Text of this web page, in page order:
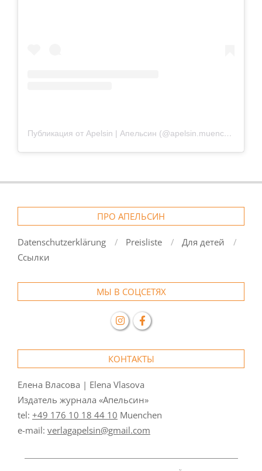
Публикация от Apelsin | Апельсин (@apelsin.muenchen)
ПРО АПЕЛЬСИН
Datenschutzerklärung Preisliste
Для детей
Ссылки
МЫ В СОЦСЕТЯХ
КОНТАКТЫ
Елена Власова | Elena Vlasova
Издатель журнала «Апельсин»
tel: +49 176 10 18 44 10 Muenchen
e-mail: verlagapelsin@gmail.com